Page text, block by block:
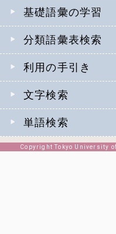
基礎語彙の学習
分類語彙表検索
利用の手引き
文字検索
単語検索
Copyright Tokyo University